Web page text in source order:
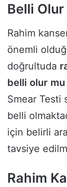
Belli Olur
Rahim
önemli
doğrultuda
belli olur mu
Smear Testi
belli
için belirli
tavsiye
Rahim